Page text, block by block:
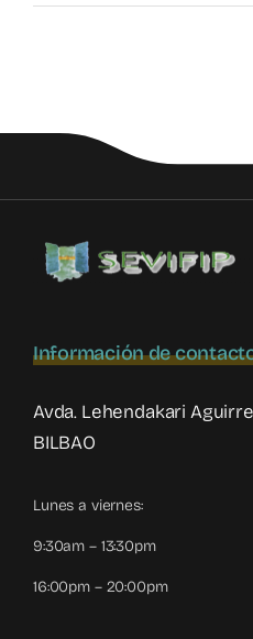
violencia
opiniones
los
de
la
menores
Información de
Avda. Lehendakari
BILBAO
Lunes a viernes:
9:30am – 13:30pm
16:00pm – 20:00pm